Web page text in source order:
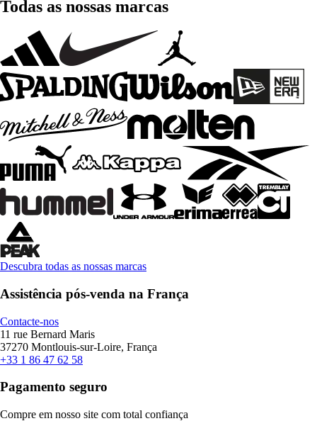
Todas as nossas marcas
Descubra todas as nossas marcas
Assistência pós-venda na França
Contacte-nos
11 rue Bernard Maris
37270 Montlouis-sur-Loire, França
+33 1 86 47 62 58
Pagamento seguro
Compre em nosso site com total confiança